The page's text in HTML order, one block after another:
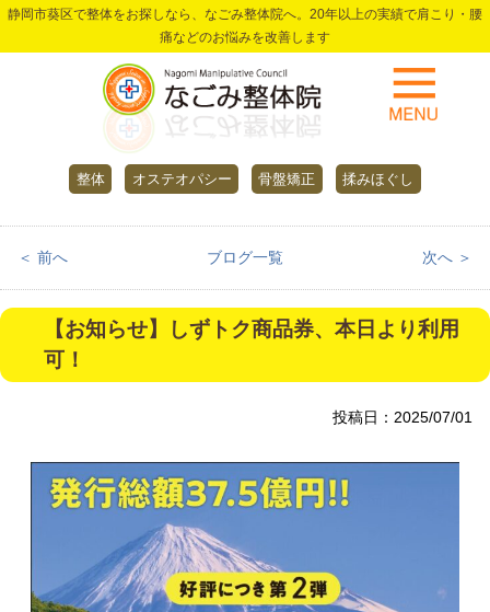
静岡市葵区で整体をお探しなら、なごみ整体院へ。20年以上の実績で肩こり・腰
痛などのお悩みを改善します
整体 オステオパシー 骨盤矯正 揉みほぐし
＜ 前へ ブログ一覧 次へ ＞
【お知らせ】しずトク商品券、本日より利用
可！
投稿日：2025/07/01